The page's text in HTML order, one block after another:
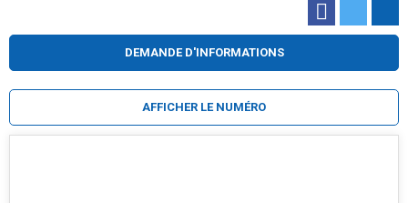
DEMANDE D'INFORMATIONS
AFFICHER LE NUMÉRO